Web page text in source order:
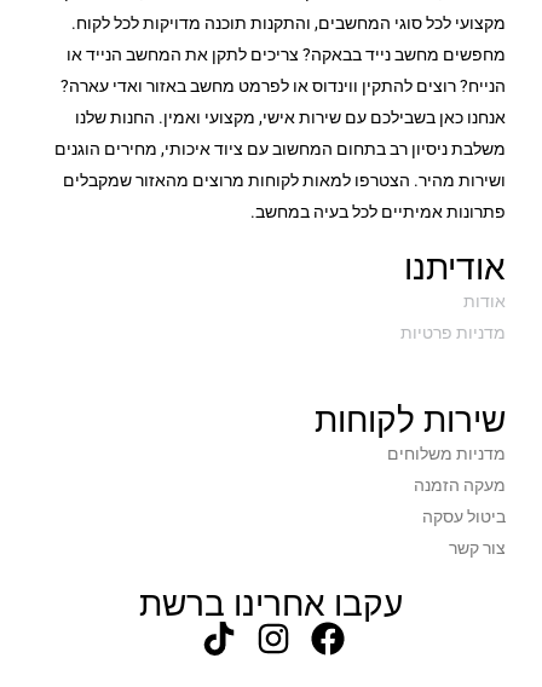
מקצועי לכל סוגי המחשבים, והתקנות תוכנה מדויקות לכל לקוח.
מחפשים מחשב נייד בבאקה? צריכים לתקן את המחשב הנייד או
הנייח? רוצים להתקין ווינדוס או לפרמט מחשב באזור ואדי עארה?
אנחנו כאן בשבילכם עם שירות אישי, מקצועי ואמין. החנות שלנו
משלבת ניסיון רב בתחום המחשוב עם ציוד איכותי, מחירים הוגנים
ושירות מהיר. הצטרפו למאות לקוחות מרוצים מהאזור שמקבלים
פתרונות אמיתיים לכל בעיה במחשב.
אודיתנו
אודות
מדניות פרטיות
שירות לקוחות
מדניות משלוחים
מעקה הזמנה
ביטול עסקה
צור קשר
עקבו אחרינו ברשת